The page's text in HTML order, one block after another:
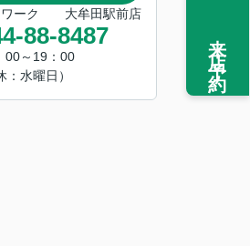
ワーク 大牟田駅前店
88-8487
00～19：00
：水曜日）
来店予約